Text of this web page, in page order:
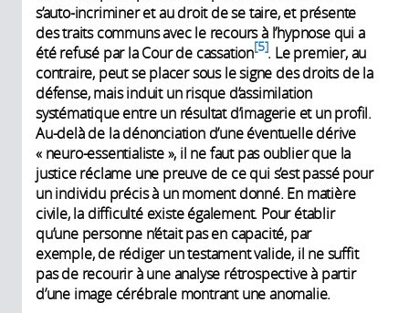
s’auto-incriminer et au droit de se taire, et présente
des traits communs avec le recours à l’hypnose qui a
été refusé par la Cour de cassation 5 . Le premier, au
contraire, peut se placer sous le signe des droits de la
défense, mais induit un risque d’assimilation
systématique entre un résultat d’imagerie et un profil.
Au-delà de la dénonciation d’une éventuelle dérive
« neuro-essentialiste », il ne faut pas oublier que la
justice réclame une preuve de ce qui s’est passé pour
un individu précis à un moment donné. En matière
civile, la difficulté existe également. Pour établir
qu’une personne n’était pas en capacité, par
exemple, de rédiger un testament valide, il ne suffit
pas de recourir à une analyse rétrospective à partir
d’une image cérébrale montrant une anomalie.